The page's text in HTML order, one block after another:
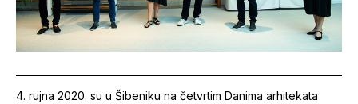
4. rujna 2020. su u Šibeniku na četvrtim Danima arhitekata